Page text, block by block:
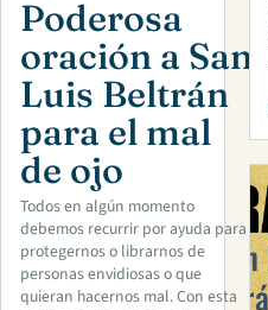
Poderosa
oración a San
Luis Beltrán
para el mal
de ojo
Todos en algún momento
debemos recurrir por ayuda para
protegernos o librarnos de
personas envidiosas o que
quieran hacernos mal. Con esta